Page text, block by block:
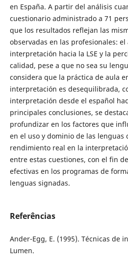
en España. A partir del análisis
cuestionario administrado a 71
que los resultados reflejan las
observadas en las profesionales:
interpretación hacia la LSE y la
calidad, pese a que no sea su
considera que la práctica de aula
interpretación es desequilibrada,
interpretación desde el español
principales conclusiones, se
profundizar en los factores que
en el uso y dominio de las lenguas
rendimiento real en la
entre estas cuestiones, con el fin
efectivas en los programas de
lenguas signadas.
Referências
Ander-Egg, E. (1995). Técnicas de
Lumen.